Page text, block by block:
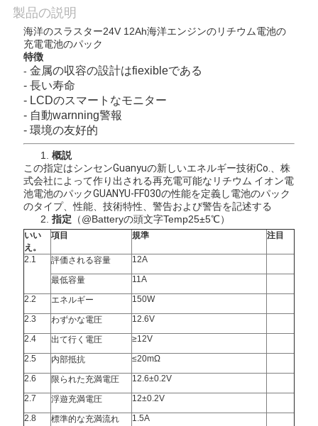
さ
製品の説明
海洋のスラスター24V 12Ah海洋エンジンのリチウム電池の
充電電池のパック
特徴
- 金属の収容の設計はfiexibleである
- 長い寿命
- LCDのスマートなモニター
- 自動warnning警報
- 環境の友好的
1. 概説
この指定はシンセンGuanyuの新しいエネルギー技術Co.、株
式会社によって作り出される再充電可能なリチウム イオン電
池電池のパックGUANYU-FF030の性能を定義し電池のパック
のタイプ、性能、技術特性、警告および警告を記述する
2. 指定 （@Batteryの頭文字Temp25±5℃）
いい
え。
項目 規準 注目
2.1 評価される容量 12A
最低容量
11A
2.2
エネルギー
150W
2.3
わずかな電圧
12.6V
2.4
出て行く電圧
≥12V
2.5
内部抵抗
≤20mΩ
2.6
限られた充満電圧
12.6±0.2V
2.7
浮遊充満電圧
12±0.2V
2.8
標準的な充満流れ
1.5A